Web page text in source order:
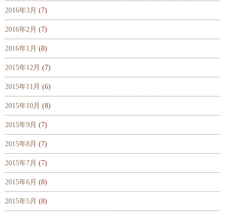
2016年3月 (7)
2016年2月 (7)
2016年1月 (8)
2015年12月 (7)
2015年11月 (6)
2015年10月 (8)
2015年9月 (7)
2015年8月 (7)
2015年7月 (7)
2015年6月 (8)
2015年5月 (8)